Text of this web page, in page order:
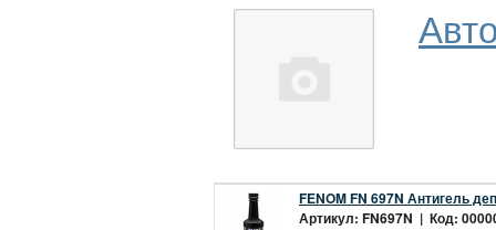
FENOM FN 697N Антигель
Артикул: FN697N | Код: